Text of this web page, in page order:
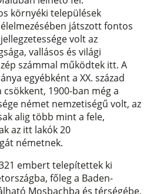
környéki települések
játszott fontos
volt az
vallásos és világi
számmal működtek itt. A
egyébként a XX. század
1900-ban még a
német nemzetiségű volt, az
alig több mint a fele,
az itt lakók 20
németnek.
embert telepítettek ki
főleg a Baden-
Mosbachba és térségébe.